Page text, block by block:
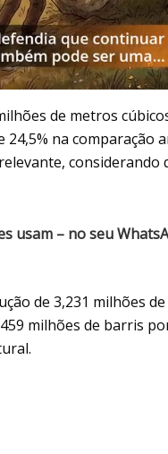
de metros
na comparação
usam – no seu
de 3,231 milhões
milhões de barris